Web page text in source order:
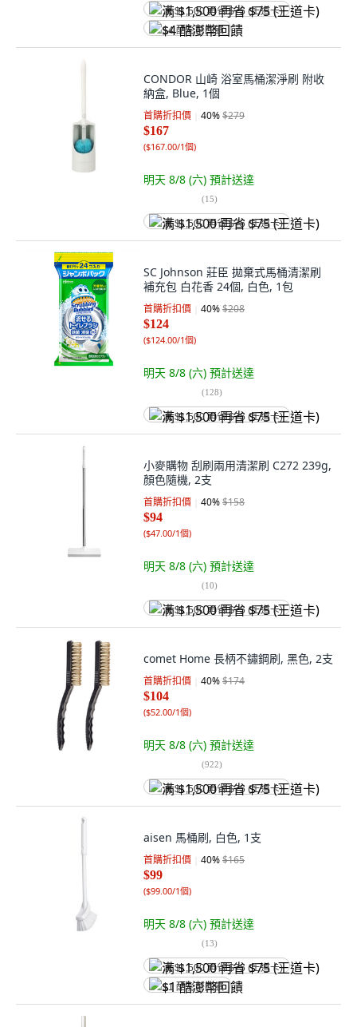
满 $1,500 再省 $75 (王道卡)
$4 酷澎幣回饋
CONDOR 山崎 浴室馬桶潔淨刷 附收
納盒, Blue, 1個
首購折扣價 40%$279
$167
($167.00/1個)
明天 8/8 (六) 預計送達
(15)
满 $1,500 再省 $75 (王道卡)
SC Johnson 莊臣 拋棄式馬桶清潔刷
補充包 白花香 24個, 白色, 1包
首購折扣價 40%$208
$124
($124.00/1個)
明天 8/8 (六) 預計送達
(128)
满 $1,500 再省 $75 (王道卡)
小麥購物 刮刷兩用清潔刷 C272 239g,
顏色隨機, 2支
首購折扣價 40%$158
$94
($47.00/1個)
明天 8/8 (六) 預計送達
(10)
满 $1,500 再省 $75 (王道卡)
comet Home 長柄不鏽鋼刷, 黑色, 2支
首購折扣價 40%$174
$104
($52.00/1個)
明天 8/8 (六) 預計送達
(922)
满 $1,500 再省 $75 (王道卡)
aisen 馬桶刷, 白色, 1支
首購折扣價 40%$165
$99
($99.00/1個)
明天 8/8 (六) 預計送達
(13)
满 $1,500 再省 $75 (王道卡)
$1 酷澎幣回饋